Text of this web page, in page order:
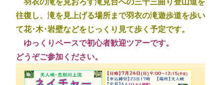
往復し、滝を見上げる場所まで羽衣の滝遊歩道を歩い
て花･木･岩壁などをじっくり見て歩く予定です。
ゆっくりペースで初心者歓迎ツアーです。
どうぞご参加ください。